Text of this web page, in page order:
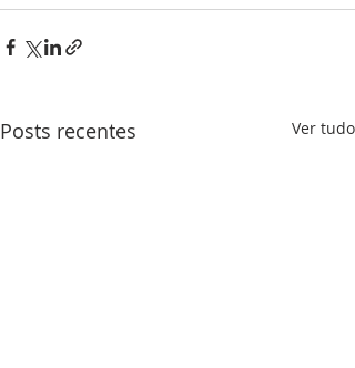
Posts recentes Ver tudo